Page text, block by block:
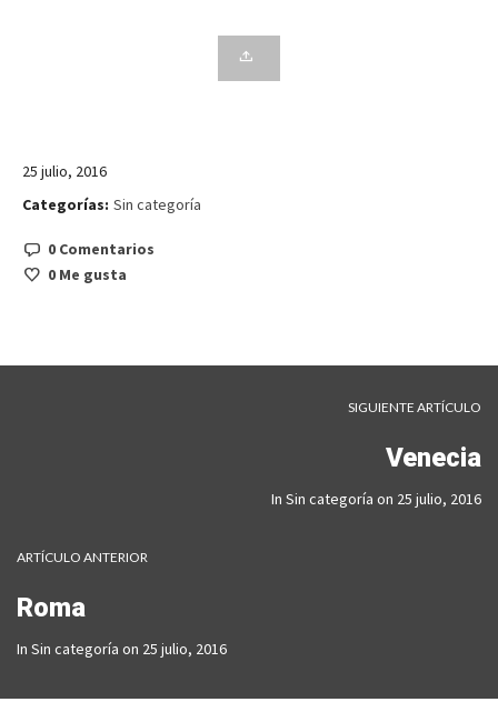
25 julio, 2016
Categorías: Sin categoría
0 Comentarios
0 Me gusta
SIGUIENTE ARTÍCULO
Venecia
In Sin categoría on 25 julio, 2016
ARTÍCULO ANTERIOR
Roma
In Sin categoría on 25 julio, 2016